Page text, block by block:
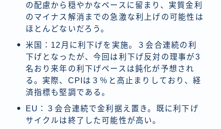
の配慮から穏やかなペースに留まり、実質金利
のマイナス解消までの急激な利上げの可能性は
ほとんどないだろう。
米国：12月に利下げを実施。３会合連続の利
下げとなったが、今回は利下げ反対の理事が3
名おり来年の利下げペースは鈍化が予想され
る。実際、CPIは３％と高止まりしており、経
済指標も堅調である。
EU：３会合連続で金利据え置き。既に利下げ
サイクルは終了した可能性が高い。